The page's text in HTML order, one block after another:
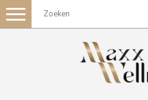
Toggle
navigation